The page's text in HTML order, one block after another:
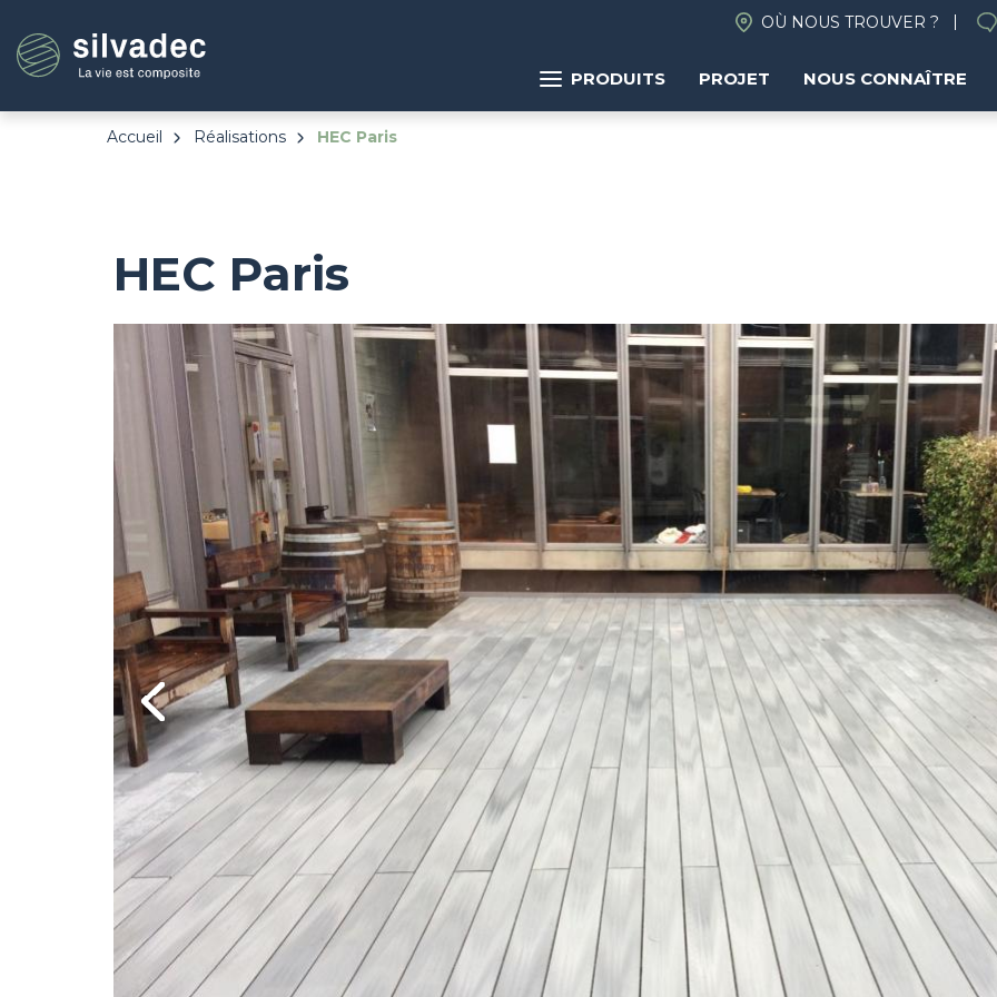
au
contenu
principal
OÙ NOUS TROUVER ?
PRODUITS PROJET NOUS CONNAÎTRE
Accueil Réalisations HEC Paris
HEC Paris
Previous
Image